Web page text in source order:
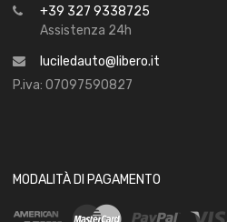
+39 327 9338725
Assistenza 24h
luciledauto@libero.it
P.iva: 07097590827
MODALITÀ DI PAGAMENTO